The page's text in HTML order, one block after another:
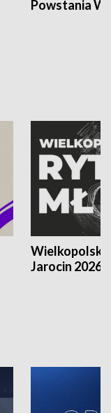
Powstania
Jarocin 2026